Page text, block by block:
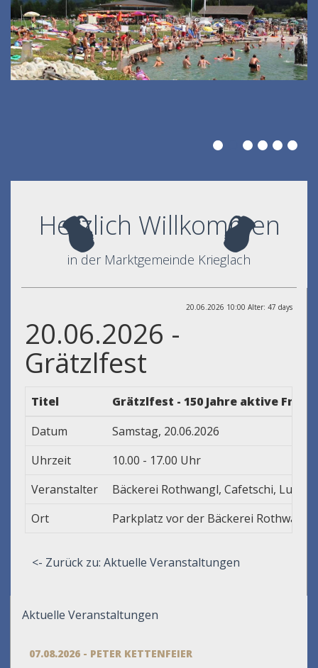
Herzlich Willkommen
in der Marktgemeinde Krieglach
20.06.2026 10:00 Alter: 47 days
20.06.2026 -
Grätzlfest
Titel
Grätzlfest - 150 Jahre aktive
Datum
Samstag, 20.06.2026
Uhrzeit
10.00 - 17.00 Uhr
Veranstalter
Bäckerei Rothwangl, Cafetschi,
Ort
Parkplatz vor der Bäckerei Rothwangl
<- Zurück zu: Aktuelle Veranstaltungen
Aktuelle Veranstaltungen
07.08.2026 - PETER KETTENFEIER